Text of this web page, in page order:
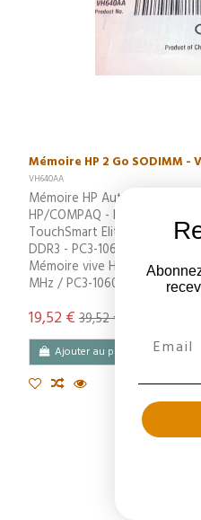
Mémoire HP 2 Go SODIMM -
VH640AA
Mémoire HP Authentique 2
HP/COMPAQ - PROBOOK
TouchSmart Elite 7320
DDR3 - PC3-10600 DDR3 1333
Mémoire vive HP 2 Go,
MHz / PC3-10600 Mémoire
19,52 € 39,52 €
Ajouter au panier